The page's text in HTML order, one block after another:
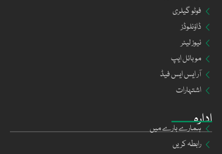
ادارہ
ہمارے بارے میں
رابطہ کریں
فوٹو گیلری
ڈاؤنلوڈز
نیوز لیٹر
موبائل ایپ
آر ایس ایس فیڈ
اشتہارات